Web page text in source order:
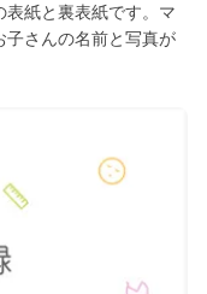
表紙と裏表紙です。マ
子さんの名前と写真が